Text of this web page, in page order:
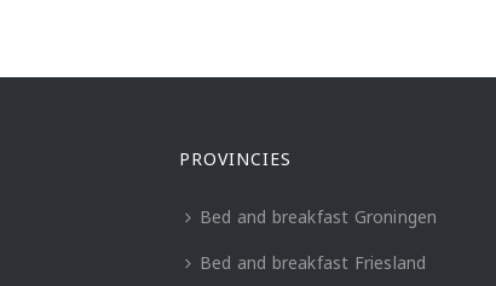
PROVINCIES
Bed and breakfast Groningen
Bed and breakfast Friesland